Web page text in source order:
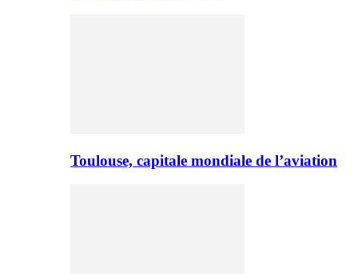
Toulouse, capitale mondiale de l’aviation